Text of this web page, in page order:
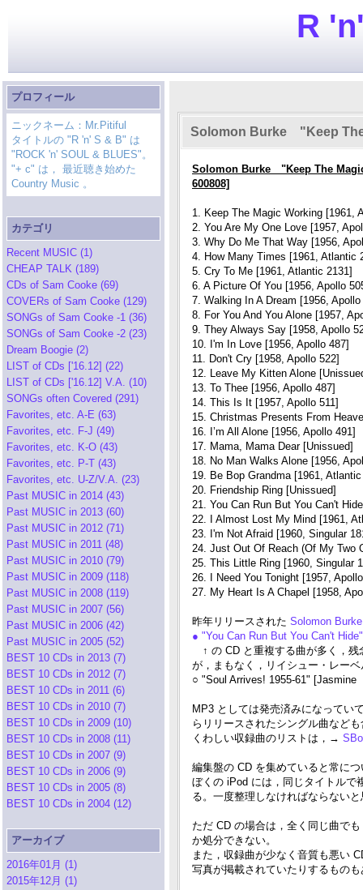
R
プロフィール
ニックネーム：Mr.Pitiful
タイトルの "R 'n' S & B" は
"ROCK 'n' SOUL & BLUES"。
"+ c" は， 最近聴き始めた
Country Music 。
カテゴリ
Recent MUSIC (1)
CHEAP TALK (189)
CDs of Sam Cooke (69)
COVERs of Sam Cooke (129)
SONGs of Sam Cooke -1 (36)
SONGs of Sam Cooke -2 (23)
Dream Boogie (2)
LIST of CDs ['16.12] (22)
LIST of CDs ['16.12] V.A. (10)
SONGs often Covered (291)
Favorites, etc. A-E (63)
Favorites, etc. F-J (49)
Favorites, etc. K-O (43)
Favorites, etc. P-T (43)
Favorites, etc. U-Z/V.A. (23)
Past MUSIC in 2014 (43)
Past MUSIC in 2013 (60)
Past MUSIC in 2012 (71)
Past MUSIC in 2011 (48)
Past MUSIC in 2010 (79)
Past MUSIC in 2009 (118)
Past MUSIC in 2008 (119)
Past MUSIC in 2007 (56)
Past MUSIC in 2006 (42)
Past MUSIC in 2005 (52)
BEST 10 CDs in 2013 (7)
BEST 10 CDs in 2012 (7)
BEST 10 CDs in 2011 (6)
BEST 10 CDs in 2010 (7)
BEST 10 CDs in 2009 (10)
BEST 10 CDs in 2008 (11)
BEST 10 CDs in 2007 (9)
BEST 10 CDs in 2006 (9)
BEST 10 CDs in 2005 (8)
BEST 10 CDs in 2004 (12)
アーカイブ
2016年01月 (1)
2015年12月 (1)
Solomon Burke "Keep
Solomon Burke "Keep The
600808]
1. Keep The Magic Working [1961,
2. You Are My One Love [1957,
3. Why Do Me That Way [1956,
4. How Many Times [1961, Atlantic
5. Cry To Me [1961, Atlantic 2131]
6. A Picture Of You [1956, Apollo
7. Walking In A Dream [1956, Apollo
8. For You And You Alone [1957,
9. They Always Say [1958, Apollo
10. I'm In Love [1956, Apollo 487]
11. Don't Cry [1958, Apollo 522]
12. Leave My Kitten Alone
13. To Thee [1956, Apollo 487]
14. This Is It [1957, Apollo 511]
15. Christmas Presents From
16. I’m All Alone [1956, Apollo 491]
17. Mama, Mama Dear [Unissued]
18. No Man Walks Alone [1956,
19. Be Bop Grandma [1961, Atlantic
20. Friendship Ring [Unissued]
21. You Can Run But You Can't
22. I Almost Lost My Mind [1961,
23. I'm Not Afraid [1960, Singular
24. Just Out Of Reach (Of My Two
25. This Little Ring [1960, Singular
26. I Need You Tonight [1957,
27. My Heart Is A Chapel [1958,
昨年リリースされた Solomon
● "You Can Run But You Can't
↑ の CD と重複する曲が多く，残
が，まもなく，リイシュー・レー
○ "Soul Arrives! 1955-61"
MP3 としては発売済みになってい
らリリースされたシングル曲など
くわしい収録曲のリストは，→
編集盤の CD を集めていると常に
ぼくの iPod には，同じタイトルで
る。一度整理しなければならない
ただ CD の場合は，全く同じ曲で
か処分できない。
また，収録曲が少なく音質も悪い
写真が掲載されていたりするもの